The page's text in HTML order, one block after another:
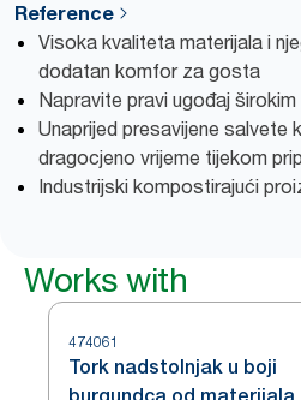
Reference
Visoka kvaliteta materijala i
dodatan komfor za gosta
Napravite pravi ugođaj
Unaprijed presavijene salvete
dragocjeno vrijeme tijekom
Industrijski kompostirajući
Works with
474061
Tork nadstolnjak u boji